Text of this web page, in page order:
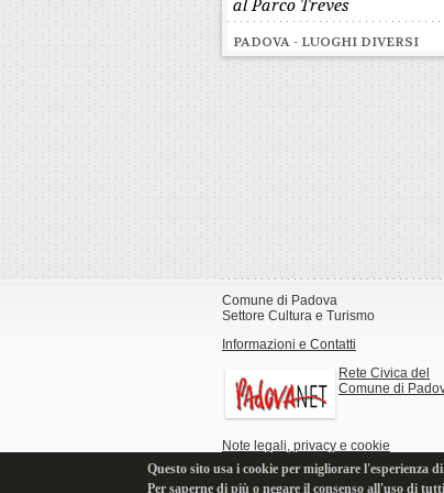
al Parco Treves
PADOVA - LUOGHI DIVERSI
Comune di Padova
Settore Cultura e Turismo
Informazioni e Contatti
Rete Civica del
Comune di
Note legali, privacy e cookie
Questo sito usa i cookie per migliorare l'esperienza
Per saperne di più o negare il consenso all'uso di